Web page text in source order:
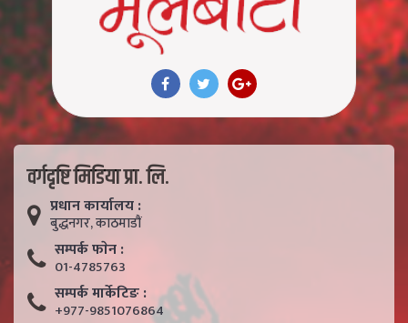
वर्गदृष्टि मिडिया प्रा. लि.
प्रधान कार्यालय :
बुद्धनगर, काठमाडाैं
सम्पर्क फाेन :
01-4785763
सम्पर्क मार्केटिङ :
+977-9851076864